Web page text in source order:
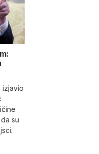
izjavio
su